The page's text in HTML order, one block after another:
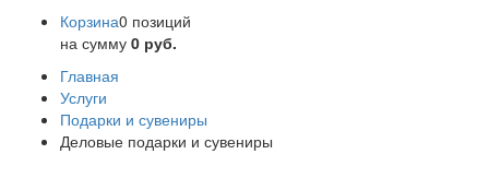
Корзина0 позиций
на сумму 0 руб.
Главная
Услуги
Подарки и сувениры
Деловые подарки и сувениры